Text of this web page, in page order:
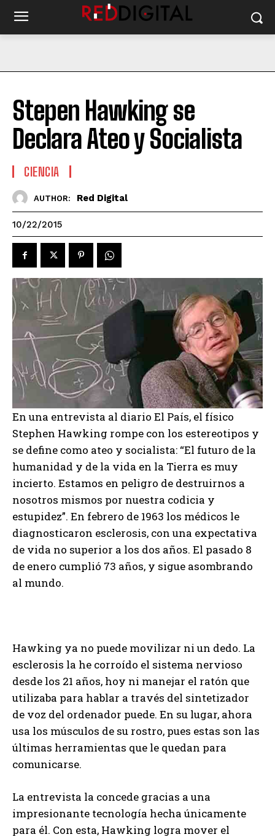
Stepen Hawking se
Declara Ateo y Socialista
CIENCIA
AUTHOR: Red Digital
10/22/2015
En una entrevista al diario El País, el físico
Stephen Hawking rompe con los estereotipos y
se define como ateo y socialista: “El futuro de la
humanidad y de la vida en la Tierra es muy
incierto. Estamos en peligro de destruirnos a
nosotros mismos por nuestra codicia y
estupidez”. En febrero de 1963 los médicos le
diagnosticaron esclerosis, con una expectativa
de vida no superior a los dos años. El pasado 8
de enero cumplió 73 años, y sigue asombrando
al mundo.
Hawking ya no puede movilizar ni un dedo. La
esclerosis la he corroído el sistema nervioso
desde los 21 años, hoy ni manejar el ratón que
utilizaba para hablar a través del sintetizador
de voz del ordenador puede. En su lugar, ahora
usa los músculos de su rostro, pues estas son las
últimas herramientas que le quedan para
comunicarse.
La entrevista la concede gracias a una
impresionante tecnología hecha únicamente
para él. Con esta, Hawking logra mover el